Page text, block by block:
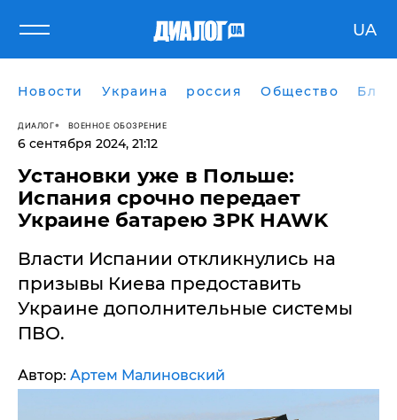
UA
Новости Украина россия Общество
ДИАЛОГ ВОЕННОЕ ОБОЗРЕНИЕ
6 сентября 2024, 21:12
Установки уже в Польше:
Испания срочно передает
Украине батарею ЗРК HAWK
Власти Испании откликнулись на
призывы Киева предоставить
Украине дополнительные системы
ПВО.
Автор: Артем Малиновский